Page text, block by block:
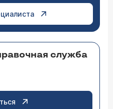
служба